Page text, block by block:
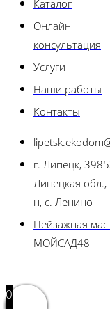
Каталог
Онлайн
консультация
Услуги
Наши работы
Контакты
г. Липецк,
Липецкая
н, с. Ленино
Пейзажная
МОЙСАД48
0